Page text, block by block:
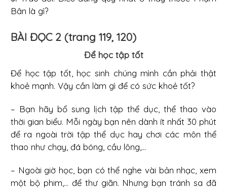
Bân là gì?
BÀI ĐỌC 2 (trang 119, 120)
Để học tập tốt
Để học tập tốt, học sinh chúng mình cần phải thật
khoẻ mạnh. Vậy cần làm gì để có sức khoẻ tốt?
– Bạn hãy bổ sung lịch tập thể dục, thể thao vào
thời gian biểu. Mỗi ngày bạn nên dành ít nhất 30 phút
để ra ngoài trời tập thể dục hay chơi các môn thể
thao như chạy, đá bóng, cầu lông,...
– Ngoài giờ học, bạn có thể nghe vài bản nhạc, xem
một bộ phim,... để thư giãn. Nhưng bạn tránh sa đã